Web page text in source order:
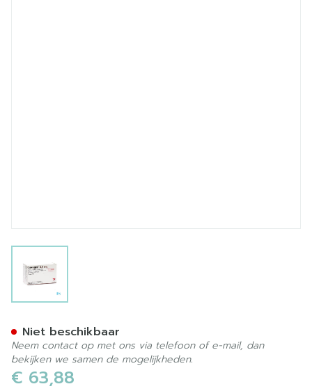
€ 63,88
Niet beschikbaar
Neem contact op met ons via telefoon of e-mail, dan
bekijken we samen de mogelijkheden.